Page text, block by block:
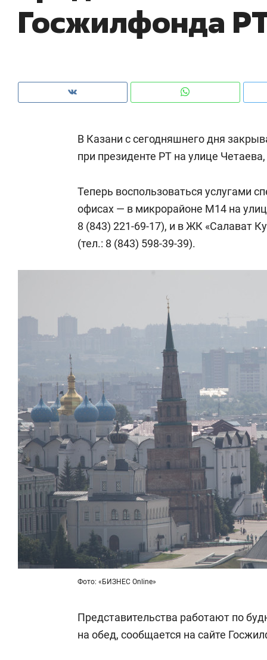
Госжилфонда
В Казани с сегодняшнего дня
при президенте РТ на улице
Теперь воспользоваться услугами
офисах — в микрорайоне М14 на
8 (843) 221-69-17), и в ЖК «Салават
(тел.: 8 (843) 598-39-39).
Фото: «БИЗНЕС Online»
Представительства работают по
на обед, сообщается на сайте
рынки, почему надо знать аксакалов и
чем интересен Оман?
о
Как ГК «МИР ГРУПП» и ВТБ
создают оазис жилого
Рекомендуем
150